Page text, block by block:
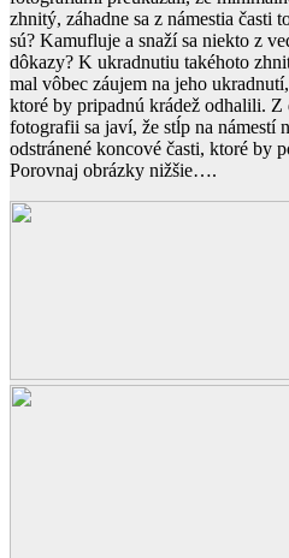
zhnitý, záhadne sa z námestia časti
sú? Kamufluje a snaží sa niekto z
dôkazy? K ukradnutiu takéhoto
mal vôbec záujem na jeho
ktoré by pripadnú krádež odhalili. Z
fotografii sa javí, že stĺp na námestí
odstránené koncové časti, ktoré by
Porovnaj obrázky nižšie….